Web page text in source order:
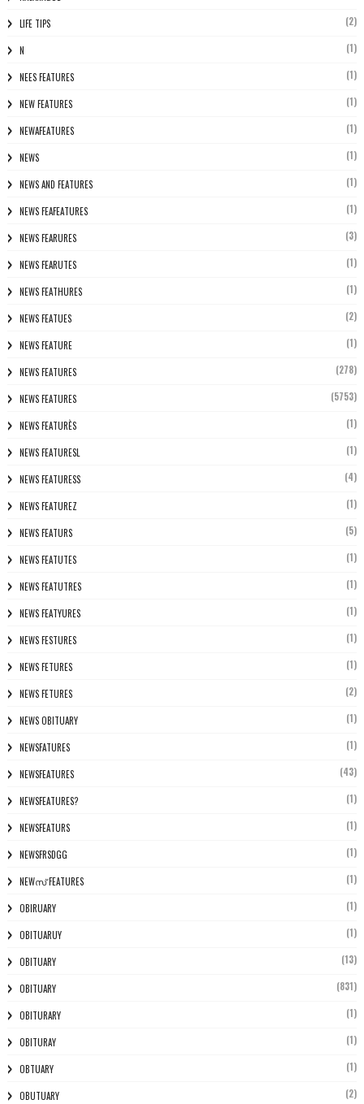
LIFE TIPS (2)
N (1)
NEES FEATURES (1)
NEW FEATURES (1)
NEWAFEATURES (1)
NEWS (1)
NEWS AND FEATURES (1)
NEWS FEAFEATURES (1)
NEWS FEARURES (3)
NEWS FEARUTES (1)
NEWS FEATHURES (1)
NEWS FEATUES (2)
NEWS FEATURE (1)
NEWS FEATURES (278)
NEWS FEATURES (5753)
NEWS FEATURÈS (1)
NEWS FEATURESL (1)
NEWS FEATURESS (4)
NEWS FEATUREZ (1)
NEWS FEATURS (5)
NEWS FEATUTES (1)
NEWS FEATUTRES (1)
NEWS FEATYURES (1)
NEWS FESTURES (1)
NEWS FETURES (1)
NEWS FETURES (2)
NEWS OBITUARY (1)
NEWSFATURES (1)
NEWSFEATURES (43)
NEWSFEATURES? (1)
NEWSFEATURS (1)
NEWSFRSDGG (1)
NEWസ് FEATURES (1)
OBIRUARY (1)
OBITUARUY (1)
OBITUARY (13)
OBITUARY (831)
OBITURARY (1)
OBITURAY (1)
OBTUARY (1)
OBUTUARY (2)